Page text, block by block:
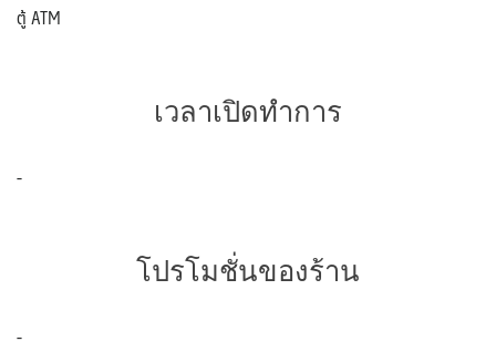
ตู้ ATM
เวลาเปิดทำการ
-
โปรโมชั่นของร้าน
-